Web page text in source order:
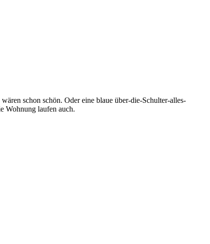
schon schön. Oder eine blaue über-die-Schulter-alles-
Wohnung laufen auch.